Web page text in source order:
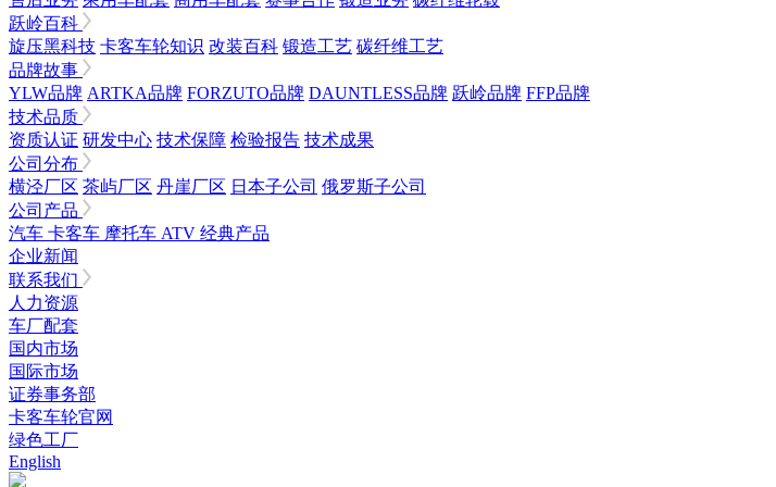
跃岭百科
旋压黑科技 卡客车轮知识 改装百科 锻造工艺 碳纤维工艺
品牌故事
YLW品牌 ARTKA品牌 FORZUTO品牌 DAUNTLESS品牌 跃岭品牌 FFP品牌
技术品质
资质认证 研发中心 技术保障 检验报告 技术成果
公司分布
横泾厂区 茶屿厂区 丹崖厂区 日本子公司 俄罗斯子公司
公司产品
汽车 卡客车 摩托车 ATV 经典产品
企业新闻
联系我们
人力资源
车厂配套
国内市场
国际市场
证券事务部
卡客车轮官网
绿色工厂
English